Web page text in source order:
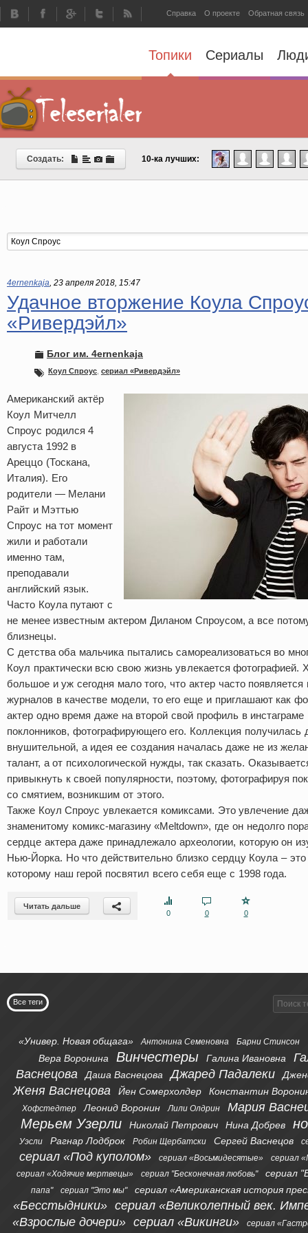
Справка О проекте Обратная связь
Топики Сериалы
Создать: 10-ка лучших:
4ernenkaja, 23 апреля 2018, 15:47
Удачное вторжение Коула
«Ривердэйл»
Блог им. 4ernenkaja
Коул Спроус сериал «Ривердэйл»
Американский актёр
Коул Митчелл
Спроус родился 4
августа 1992 в
Ареццо (Тоскана,
Италия). Его
родители — Мелани
Райт и Мэттью
Спроус на тот момент
жили и работали
именно там,
преподавали
английский язык.
Часто Коула путают с
не менее известным актером Диланом Спроусом, а все
близнецы.
С детства оба мальчика пытались самореализоваться во
Коул практически всю свою жизнь увлекается фотографией.
большое и уж сегодня мало того, что актер часто
журналов в качестве модели, то его еще и приглашают как
актер одно время даже на второй свой профиль в
поклонников, фотографирующего его. Коллекция получилась
внушительной, а идея ее создания началась даже не из
талант, а от психологической нужды, так сказать.
привыкнуть к своей популярности, поэтому, фотографируя
со смятием, возникшим от этого.
Также Коул Спроус увлекается комиксами. Это увлечение
знаменитому комикс-магазину «Meltdown», где он недолго
сердце актера даже принадлежало археологии, которую он
Нью-Йорка. Но что действительно близко сердцу Коула – это
которому наш герой посвятил всего себя еще с 1998 года.
Читать дальше
0
0 0
Все теги
«Универ. Новая общага» Антонина Семеновна Барни Стинсон
Вера Воронина Винчестеры Галина Ивановна
Васнецова
Даша Васнецова Джаред Падалеки
Женя Васнецова Йен Сомерхолдер Константин
Хофстедтер Леонид Воронин Лили Олдрин Мария
Мерьем Узерли Николай Петрович Нина Добрев
Уэсли Рагнар Лодброк Робин Щербатски Сергей Васнецов
сериал «Под куполом» сериал «Восьмидесятые»
сериал
сериал «Ходячие мертвецы»
сериал "Бесконечная любовь" сериал
папа" сериал "Это мы" сериал «Американская история
«Бесстыдники» сериал «Великолепный век.
«Взрослые дочери» сериал «Викинги» сериал